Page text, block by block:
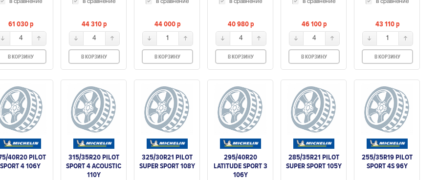
в сравнение
61 030p
4
В КОРЗИНУ
в сравнение
44 310p
4
В КОРЗИНУ
в сравнение
44 000p
1
В КОРЗИНУ
в сравнение
40 980p
4
В КОРЗИНУ
в сравнение
46 100p
4
В КОРЗИНУ
в сравнение
43 110p
1
В КОРЗИНУ
40R20 PILOT
SPORT 4 106Y
315/35R20 PILOT
SPORT 4 ACOUSTIC
110Y
325/30R21 PILOT
SUPER SPORT 108Y
295/40R20
LATITUDE SPORT 3
106Y
285/35R21 PILOT
SUPER SPORT 105Y
255/35R19 PILOT
SPORT 4S 96Y